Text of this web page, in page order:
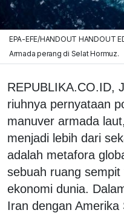
EPA-EFE/HANDOUT HANDOUT
Armada perang di Selat Hormuz.
REPUBLIKA.CO.ID,
riuhnya pernyataan
manuver armada
menjadi lebih dari
adalah metafora
sebuah ruang
ekonomi dunia.
Iran dengan